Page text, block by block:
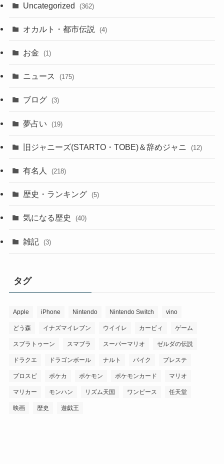
Uncategorized (362)
オカルト・都市伝説 (4)
お金 (1)
ニュース (175)
ブログ (3)
夢占い (19)
旧ジャニーズ(STARTO・TOBE)＆辞めジャニ (12)
有名人 (218)
歴史・ランキング (5)
気になる歴史 (40)
雑記 (3)
タグ
Apple iPhone Nintendo Nintendo Switch vino
どう森 イナズマイレブン ウイイレ カービィ ゲーム
スプラトゥーン スマブラ スーパーマリオ ゼルダの伝説
ドラクエ ドラゴンボール ナルト バイク プレステ
プロスピ ポケカ ポケモン ポケモンカード マリオ
マリカー モンハン リズム天国 ワンピース 任天堂
映画 歴史 遊戯王